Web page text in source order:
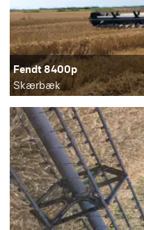
Fendt 8400p
Skærbæk